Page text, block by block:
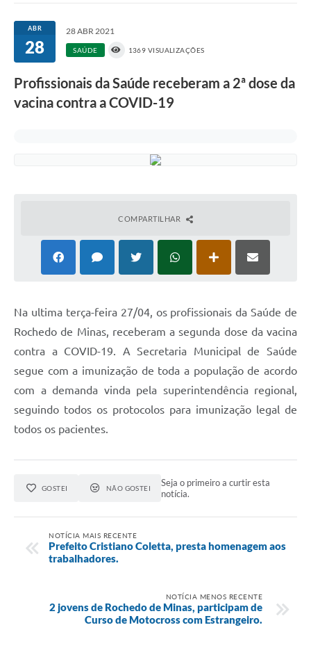
ABR
28
28 ABR 2021
SAÚDE 1369 VISUALIZAÇÕES
Profissionais da Saúde receberam a 2ª dose da
vacina contra a COVID-19
COMPARTILHAR
Na ultima terça-feira 27/04, os profissionais da Saúde de
Rochedo de Minas, receberam a segunda dose da vacina
contra a COVID-19. A Secretaria Municipal de Saúde
segue com a imunização de toda a população de acordo
com a demanda vinda pela superintendência regional,
seguindo todos os protocolos para imunização legal de
todos os pacientes.
GOSTEI NÃO GOSTEI
Seja o primeiro a curtir esta
notícia.
NOTÍCIA MAIS RECENTE
Prefeito Cristiano Coletta, presta homenagem aos
trabalhadores.
NOTÍCIA MENOS RECENTE
2 jovens de Rochedo de Minas, participam de
Curso de Motocross com Estrangeiro.